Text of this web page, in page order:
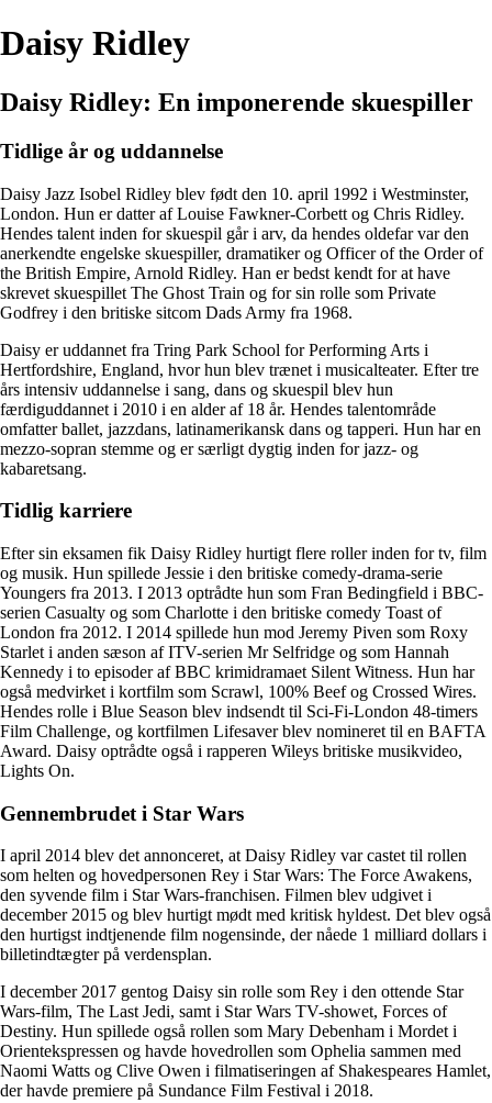
Daisy Ridley
Daisy Ridley: En imponerende skuespiller
Tidlige år og uddannelse
Daisy Jazz Isobel Ridley blev født den 10. april 1992 i Westminster,
London. Hun er datter af Louise Fawkner-Corbett og Chris Ridley.
Hendes talent inden for skuespil går i arv, da hendes oldefar var den
anerkendte engelske skuespiller, dramatiker og Officer of the Order of
the British Empire, Arnold Ridley. Han er bedst kendt for at have
skrevet skuespillet The Ghost Train og for sin rolle som Private
Godfrey i den britiske sitcom Dads Army fra 1968.
Daisy er uddannet fra Tring Park School for Performing Arts i
Hertfordshire, England, hvor hun blev trænet i musicalteater. Efter tre
års intensiv uddannelse i sang, dans og skuespil blev hun
færdiguddannet i 2010 i en alder af 18 år. Hendes talentområde
omfatter ballet, jazzdans, latinamerikansk dans og tapperi. Hun har en
mezzo-sopran stemme og er særligt dygtig inden for jazz- og
kabaretsang.
Tidlig karriere
Efter sin eksamen fik Daisy Ridley hurtigt flere roller inden for tv, film
og musik. Hun spillede Jessie i den britiske comedy-drama-serie
Youngers fra 2013. I 2013 optrådte hun som Fran Bedingfield i BBC-
serien Casualty og som Charlotte i den britiske comedy Toast of
London fra 2012. I 2014 spillede hun mod Jeremy Piven som Roxy
Starlet i anden sæson af ITV-serien Mr Selfridge og som Hannah
Kennedy i to episoder af BBC krimidramaet Silent Witness. Hun har
også medvirket i kortfilm som Scrawl, 100% Beef og Crossed Wires.
Hendes rolle i Blue Season blev indsendt til Sci-Fi-London 48-timers
Film Challenge, og kortfilmen Lifesaver blev nomineret til en BAFTA
Award. Daisy optrådte også i rapperen Wileys britiske musikvideo,
Lights On.
Gennembrudet i Star Wars
I april 2014 blev det annonceret, at Daisy Ridley var castet til rollen
som helten og hovedpersonen Rey i Star Wars: The Force Awakens,
den syvende film i Star Wars-franchisen. Filmen blev udgivet i
december 2015 og blev hurtigt mødt med kritisk hyldest. Det blev også
den hurtigst indtjenende film nogensinde, der nåede 1 milliard dollars i
billetindtægter på verdensplan.
I december 2017 gentog Daisy sin rolle som Rey i den ottende Star
Wars-film, The Last Jedi, samt i Star Wars TV-showet, Forces of
Destiny. Hun spillede også rollen som Mary Debenham i Mordet i
Orientekspressen og havde hovedrollen som Ophelia sammen med
Naomi Watts og Clive Owen i filmatiseringen af Shakespeares Hamlet,
der havde premiere på Sundance Film Festival i 2018.